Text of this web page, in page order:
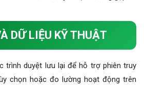
DỮ LIỆU KỸ THUẬT
trình duyệt lưu lại để hỗ trợ phiên truy
chọn hoặc đo lường hoạt động trên